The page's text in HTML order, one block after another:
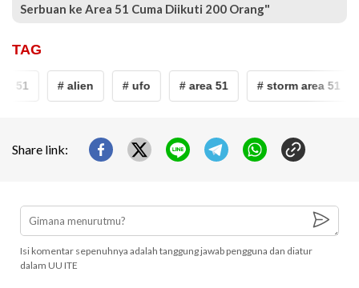
Serbuan ke Area 51 Cuma Diikuti 200 Orang"
TAG
51 # alien # ufo # area 51 # storm area 51
Share link:
Isi komentar sepenuhnya adalah tanggung jawab pengguna dan diatur
dalam UU ITE